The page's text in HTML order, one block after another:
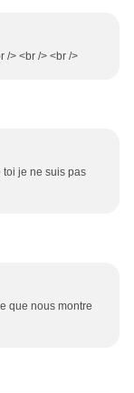
/> <br /> <br />
toi je ne suis pas
que nous montre